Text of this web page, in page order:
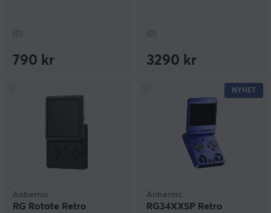
(0)
790 kr
(0)
3290 kr
Anbernic
RG Rotate Retro
NYHET
Anbernic
RG34XXSP Retro